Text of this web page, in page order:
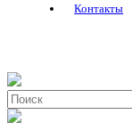
Контакты